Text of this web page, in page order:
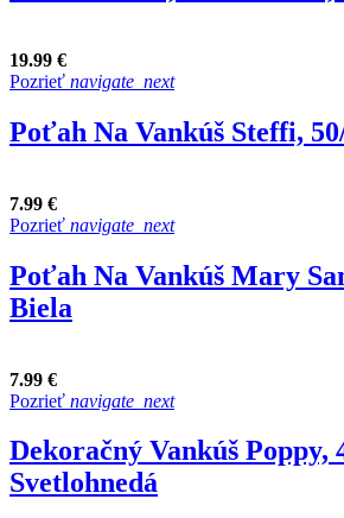
19.99 €
Pozrieť navigate_next
Poťah Na Vankúš Steffi,
7.99 €
Pozrieť navigate_next
Poťah Na Vankúš Mary
Biela
7.99 €
Pozrieť navigate_next
Dekoračný Vankúš Poppy,
Svetlohnedá